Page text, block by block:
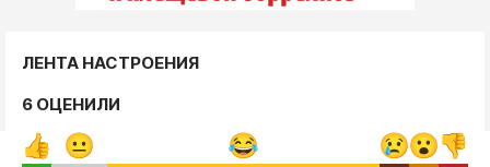
ЛЕНТА НАСТРОЕНИЯ
6 ОЦЕНИЛИ